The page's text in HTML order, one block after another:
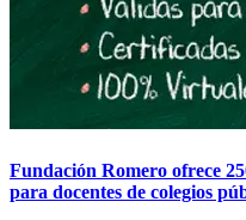
Fundación Romero ofrece
para docentes de colegios